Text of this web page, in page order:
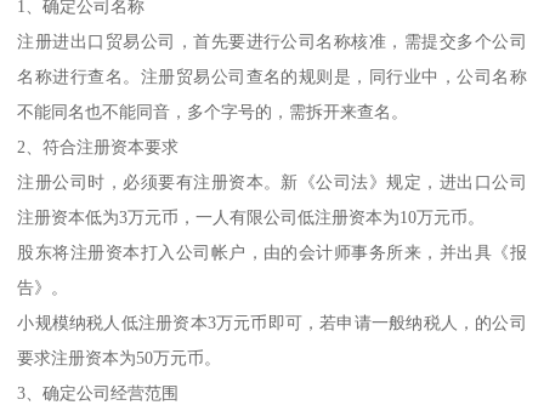
1、确定公司名称
注册进出口贸易公司，首先要进行公司名称核准，需提交多个公司
名称进行查名。注册贸易公司查名的规则是，同行业中，公司名称
不能同名也不能同音，多个字号的，需拆开来查名。
2、符合注册资本要求
注册公司时，必须要有注册资本。新《公司法》规定，进出口公司
注册资本低为3万元币，一人有限公司低注册资本为10万元币。
股东将注册资本打入公司帐户，由的会计师事务所来，并出具《报
告》。
小规模纳税人低注册资本3万元币即可，若申请一般纳税人，的公司
要求注册资本为50万元币。
3、确定公司经营范围